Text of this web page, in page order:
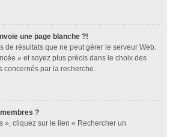
une page blanche ?!
de résultats que ne peut gérer le serveur Web.
» et soyez plus précis dans le choix des
concernés par la recherche.
?
», cliquez sur le lien « Rechercher un